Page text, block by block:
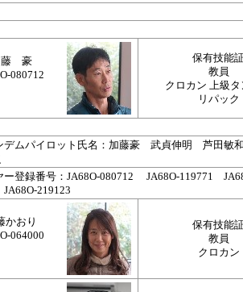
藤 豪
080712
保有技能
教員
クロカン 上級
リパック
デムパイロット氏名：加藤豪 武貞伸明 芦田
ー登録番号：JA68O-080712 JA68O-119771
219123
かおり
064000
保有技能
教員
クロカン